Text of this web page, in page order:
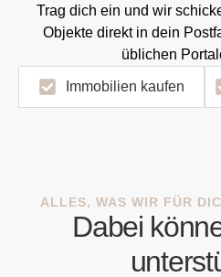
Trag dich ein und wir
Objekte direkt in dein
üblichen
Immobilien kaufen
ALLES, WAS WIR FÜR
Dabei